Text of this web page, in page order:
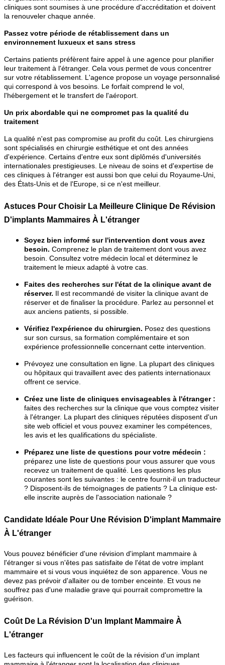
cliniques sont soumises à une procédure d'accréditation et doivent
la renouveler chaque année.
Passez votre période de rétablissement dans un
environnement luxueux et sans stress
Certains patients préfèrent faire appel à une agence pour planifier
leur traitement à l'étranger. Cela vous permet de vous concentrer
sur votre rétablissement. L'agence propose un voyage personnalisé
qui correspond à vos besoins. Le forfait comprend le vol,
l'hébergement et le transfert de l'aéroport.
Un prix abordable qui ne compromet pas la qualité du
traitement
La qualité n'est pas compromise au profit du coût. Les chirurgiens
sont spécialisés en chirurgie esthétique et ont des années
d'expérience. Certains d'entre eux sont diplômés d'universités
internationales prestigieuses. Le niveau de soins et d'expertise de
ces cliniques à l'étranger est aussi bon que celui du Royaume-Uni,
des États-Unis et de l'Europe, si ce n'est meilleur.
Astuces Pour Choisir La Meilleure Clinique De Révision
D'implants Mammaires À L'étranger
Soyez bien informé sur l'intervention dont vous avez
besoin. Comprenez le plan de traitement dont vous avez
besoin. Consultez votre médecin local et déterminez le
traitement le mieux adapté à votre cas.
Faites des recherches sur l'état de la clinique avant de
réserver. Il est recommandé de visiter la clinique avant de
réserver et de finaliser la procédure. Parlez au personnel et
aux anciens patients, si possible.
Vérifiez l'expérience du chirurgien. Posez des questions
sur son cursus, sa formation complémentaire et son
expérience professionnelle concernant cette intervention.
Prévoyez une consultation en ligne. La plupart des cliniques
ou hôpitaux qui travaillent avec des patients internationaux
offrent ce service.
Créez une liste de cliniques envisageables à l'étranger :
faites des recherches sur la clinique que vous comptez visiter
à l'étranger. La plupart des cliniques réputées disposent d'un
site web officiel et vous pouvez examiner les compétences,
les avis et les qualifications du spécialiste.
Préparez une liste de questions pour votre médecin :
préparez une liste de questions pour vous assurer que vous
recevez un traitement de qualité. Les questions les plus
courantes sont les suivantes : le centre fournit-il un traducteur
? Disposent-ils de témoignages de patients ? La clinique est-
elle inscrite auprès de l'association nationale ?
Candidate Idéale Pour Une Révision D'implant Mammaire
À L'étranger
Vous pouvez bénéficier d'une révision d'implant mammaire à
l'étranger si vous n'êtes pas satisfaite de l'état de votre implant
mammaire et si vous vous inquiétez de son apparence. Vous ne
devez pas prévoir d'allaiter ou de tomber enceinte. Et vous ne
souffrez pas d'une maladie grave qui pourrait compromettre la
guérison.
Coût De La Révision D'un Implant Mammaire À
L'étranger
Les facteurs qui influencent le coût de la révision d'un implant